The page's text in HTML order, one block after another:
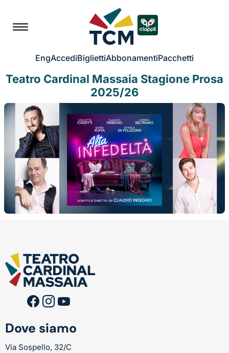
EngAccediBigliettiAbbonamentiPacchetti
Teatro Cardinal Massaia Stagione Prosa
2025/26
Dove siamo
Via Sospello, 32/C